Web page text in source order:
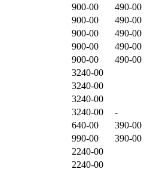
900-00 490-00
900-00 490-00
900-00 490-00
900-00 490-00
900-00 490-00
3240-00
3240-00
3240-00
3240-00 -
640-00 390-00
990-00 390-00
2240-00
2240-00